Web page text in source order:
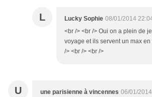
L Lucky Sophie 08/01/2014
<br /> <br /> Oui on a plein de
voyage et ils servent un max
/> <br /> <br />
U une parisienne à vincennes 06/01/